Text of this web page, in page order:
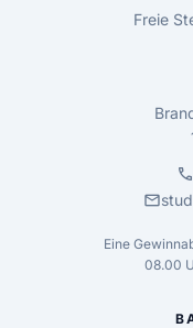
Freie
call
mail
Eine
08.00